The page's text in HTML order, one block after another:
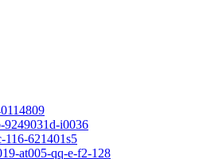
9249031d-i0036
116-621401s5
at005-qq-e-f2-128